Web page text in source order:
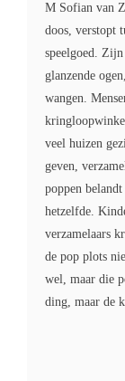
M Sofian van
doos, verstopt
speelgoed.
glanzende
wangen.
veel huizen
geven,
poppen
hetzelfde.
verzamelaars
de pop plots
wel, maar die
ding, maar de